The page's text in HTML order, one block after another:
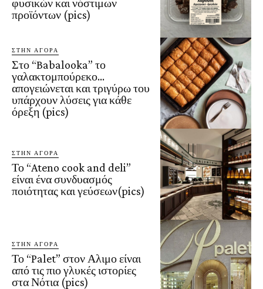
φυσικών και νόστιμων
προϊόντων (pics)
ΣΤΗΝ ΑΓΟΡΑ
Στο “Babalooka” το
γαλακτομπούρεκο…
απογειώνεται και τριγύρω του
υπάρχουν λύσεις για κάθε
όρεξη (pics)
ΣΤΗΝ ΑΓΟΡΑ
Το “Ateno cook and deli”
είναι ένα συνδυασμός
ποιότητας και γεύσεων(pics)
ΣΤΗΝ ΑΓΟΡΑ
Το “Palet” στον Αλιμο είναι
από τις πιο γλυκές ιστορίες
στα Νότια (pics)